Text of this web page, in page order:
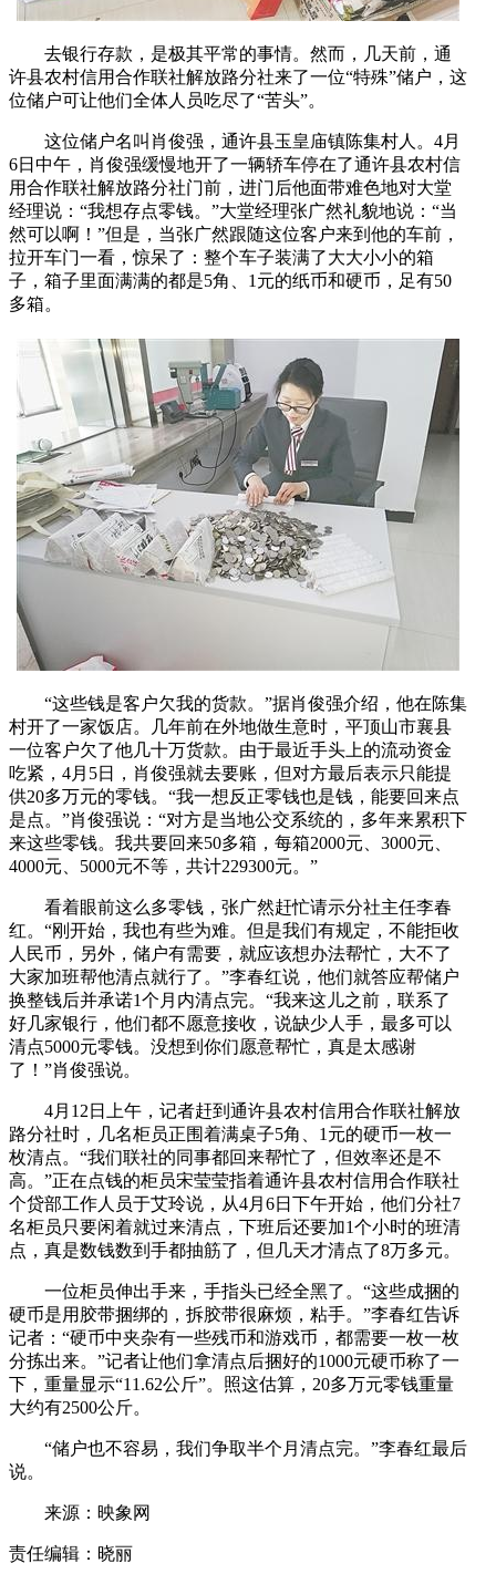
去银行存款，是极其平常的事情。然而，几天前，通
许县农村信用合作联社解放路分社来了一位“特殊”储户，这
位储户可让他们全体人员吃尽了“苦头”。
这位储户名叫肖俊强，通许县玉皇庙镇陈集村人。4月
6日中午，肖俊强缓慢地开了一辆轿车停在了通许县农村信
用合作联社解放路分社门前，进门后他面带难色地对大堂
经理说：“我想存点零钱。”大堂经理张广然礼貌地说：“当
然可以啊！”但是，当张广然跟随这位客户来到他的车前，
拉开车门一看，惊呆了：整个车子装满了大大小小的箱
子，箱子里面满满的都是5角、1元的纸币和硬币，足有50
多箱。
“这些钱是客户欠我的货款。”据肖俊强介绍，他在陈集
村开了一家饭店。几年前在外地做生意时，平顶山市襄县
一位客户欠了他几十万货款。由于最近手头上的流动资金
吃紧，4月5日，肖俊强就去要账，但对方最后表示只能提
供20多万元的零钱。“我一想反正零钱也是钱，能要回来点
是点。”肖俊强说：“对方是当地公交系统的，多年来累积下
来这些零钱。我共要回来50多箱，每箱2000元、3000元、
4000元、5000元不等，共计229300元。”
看着眼前这么多零钱，张广然赶忙请示分社主任李春
红。“刚开始，我也有些为难。但是我们有规定，不能拒收
人民币，另外，储户有需要，就应该想办法帮忙，大不了
大家加班帮他清点就行了。”李春红说，他们就答应帮储户
换整钱后并承诺1个月内清点完。“我来这儿之前，联系了
好几家银行，他们都不愿意接收，说缺少人手，最多可以
清点5000元零钱。没想到你们愿意帮忙，真是太感谢
了！”肖俊强说。
4月12日上午，记者赶到通许县农村信用合作联社解放
路分社时，几名柜员正围着满桌子5角、1元的硬币一枚一
枚清点。“我们联社的同事都回来帮忙了，但效率还是不
高。”正在点钱的柜员宋莹莹指着通许县农村信用合作联社
个贷部工作人员于艾玲说，从4月6日下午开始，他们分社7
名柜员只要闲着就过来清点，下班后还要加1个小时的班清
点，真是数钱数到手都抽筋了，但几天才清点了8万多元。
一位柜员伸出手来，手指头已经全黑了。“这些成捆的
硬币是用胶带捆绑的，拆胶带很麻烦，粘手。”李春红告诉
记者：“硬币中夹杂有一些残币和游戏币，都需要一枚一枚
分拣出来。”记者让他们拿清点后捆好的1000元硬币称了一
下，重量显示“11.62公斤”。照这估算，20多万元零钱重量
大约有2500公斤。
“储户也不容易，我们争取半个月清点完。”李春红最后
说。
来源：映象网
责任编辑：晓丽